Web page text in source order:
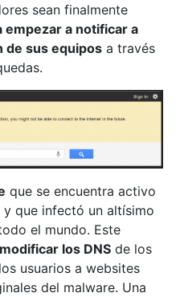
sean finalmente
empezar a notificar a
de sus equipos a través
que se encuentra activo
que infectó un altísimo
el mundo. Este
modificar los DNS de los
usuarios a websites
del malware. Una